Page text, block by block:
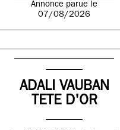
Annonce parue le
07/08/2026
ADALI VAUBAN
TETE D'OR